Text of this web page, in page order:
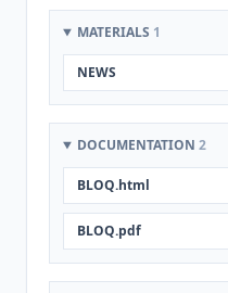
MATERIALS 1
NEWS
DOCUMENTATION 2
BLOQ.html
BLOQ.pdf